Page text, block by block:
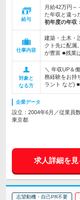
給与
月給42万円～
た年収と違っ
初年度の年収：
仕事内容
建築・土木・
クト先に配属
が豊富 ■残業
対象と
なる方
＼ 年収UP＆
務経験をお持
ラント など)
企業データ
設立：2004年6月／従業員
東京都
求人詳細を見
志望動機・自己PR不要